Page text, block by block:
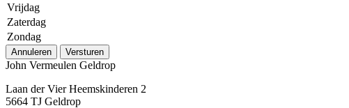
Vrijdag
Zaterdag
Zondag
Annuleren Versturen
John Vermeulen Geldrop
Laan der Vier Heemskinderen 2
5664 TJ Geldrop